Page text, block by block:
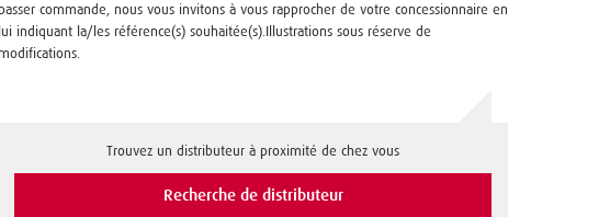
passer commande, nous vous invitons à vous rapprocher de votre concessionnaire en
lui indiquant la/les référence(s) souhaitée(s).Illustrations sous réserve de
modifications.
Trouvez un distributeur à proximité de chez vous
Recherche de distributeur